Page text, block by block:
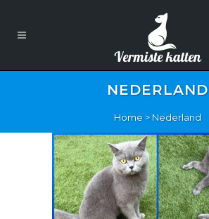
NEDERLAND
Home >Nederland